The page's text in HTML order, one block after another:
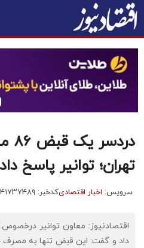
تهران؛ توانیر پاسخ داد
سرویس: اخبار اقتصادیکدخبر: ۷۳۷۴۸۹
داد و گفت: این قبض تنها به مصرف